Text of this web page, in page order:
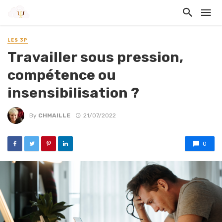
LES 3P
Travailler sous pression,
compétence ou
insensibilisation ?
By CHMAILLE 21/07/2022
0